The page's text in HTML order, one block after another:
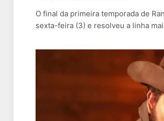
O final da primeira temporada de
sexta-feira (3) e resolveu a linha